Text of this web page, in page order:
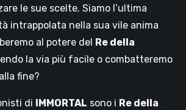
le sue scelte. Siamo l’ultima
intrappolata nella sua vile anima
al potere del Re della
la via più facile o combatteremo
fine?
di IMMORTAL sono i Re della